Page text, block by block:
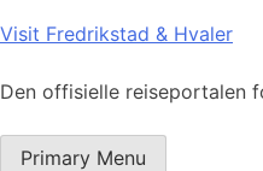
Skip
content
Visit Fredrikstad & Hvaler
Den offisielle reiseportalen
Primary Menu